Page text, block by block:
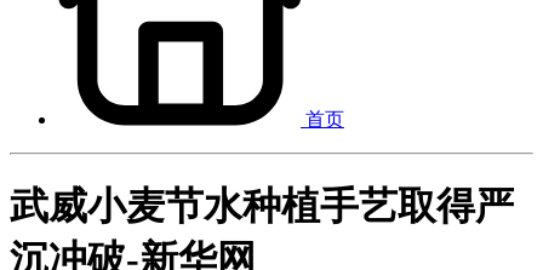
首页
武威小麦节水种植手艺取得严
沉冲破-新华网